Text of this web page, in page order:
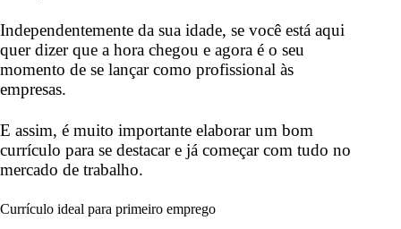
Independentemente da sua idade, se você está aqui
quer dizer que a hora chegou e agora é o seu
momento de se lançar como profissional às
empresas.
E assim, é muito importante elaborar um bom
currículo para se destacar e já começar com tudo no
mercado de trabalho.
Currículo ideal para primeiro emprego